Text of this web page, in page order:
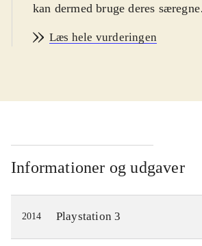
kan dermed bruge deres særegne
af genren japansk rollespil. Fra
Cas og Delta finde en magisk
vil forhindre dem i at opnå det.
bliver taget til fange af Zir, der
Genomirai kirken og er ved at
en farlig magisk sang. Gameplay
minder om det fra andre spil i
genren. Man bevæger sig rundt
Læs hele vurderingen
Informationer og udgaver
2014 Playstation 3